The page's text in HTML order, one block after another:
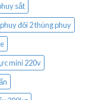
sắt
đôi 2 thùng phuy
mini 220v